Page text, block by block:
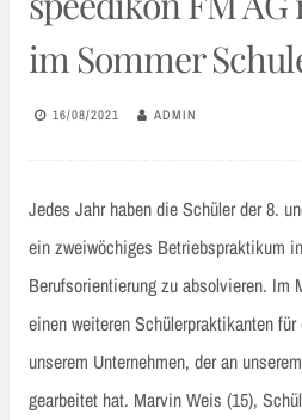
im Sommer
16/08/2021 ADMIN
Jedes Jahr haben die Schüler der 8.
ein zweiwöchiges Betriebspraktikum
Berufsorientierung zu absolvieren. Im
einen weiteren Schülerpraktikanten
unserem Unternehmen, der an
gearbeitet hat. Marvin Weis (15),